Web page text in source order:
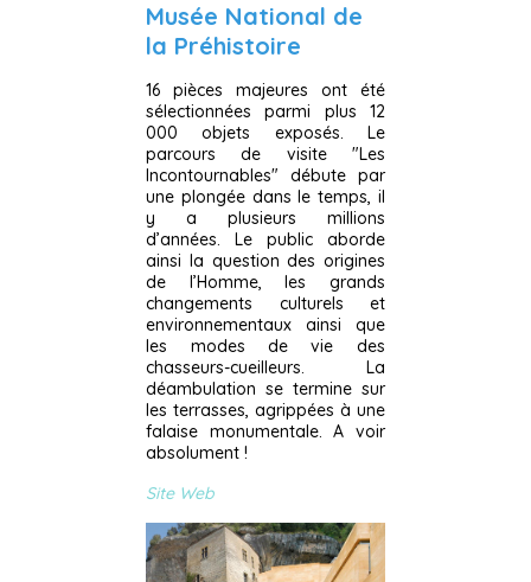
Musée National de
la Préhistoire
16 pièces majeures ont été
sélectionnées parmi plus 12
000 objets exposés. Le
parcours de visite "Les
Incontournables" débute par
une plongée dans le temps, il
y a plusieurs millions
d’années. Le public aborde
ainsi la question des origines
de l’Homme, les grands
changements culturels et
environnementaux ainsi que
les modes de vie des
chasseurs-cueilleurs. La
déambulation se termine sur
les terrasses, agrippées à une
falaise monumentale. A voir
absolument !
Site Web